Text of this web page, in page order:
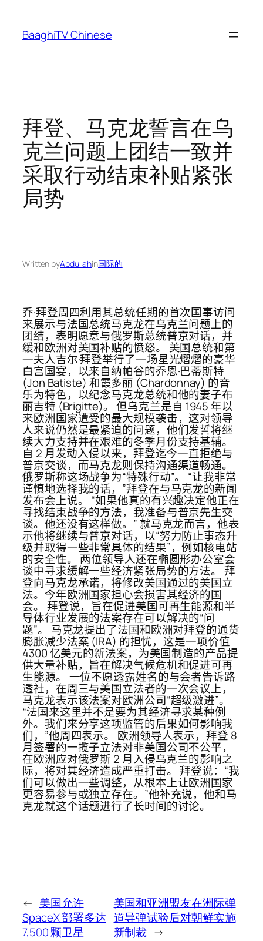
content
BaaghiTV Chinese
拜登、马克龙誓言在乌
克兰问题上团结一致并
采取行动结束补贴紧张
局势
Written byAbdullahin国际的
乔·拜登周四利用其总统任期的首次国事访问
来展示与法国总统马克龙在乌克兰问题上的
团结，表明愿意与俄罗斯总统普京对话，并
缓和欧洲对美国补贴的愤怒。 美国总统和第
一夫人吉尔·拜登举行了一场星光熠熠的豪华
白宫国宴，以来自纳帕谷的乔恩·巴蒂斯特
(Jon Batiste) 和霞多丽 (Chardonnay) 的音
乐为特色，以纪念马克龙总统和他的妻子布
丽吉特 (Brigitte)。 但乌克兰是自 1945 年以
来欧洲国家遭受的最大规模袭击，这对领导
人来说仍然是最紧迫的问题，他们发誓将继
续大力支持并在艰难的冬季月份支持基辅。
自 2 月发动入侵以来，拜登迄今一直拒绝与
普京交谈，而马克龙则保持沟通渠道畅通。
俄罗斯称这场战争为“特殊行动”。 “让我非常
谨慎地选择我的话，”拜登在与马克龙的新闻
发布会上说。 “如果他真的有兴趣决定他正在
寻找结束战争的方法，我准备与普京先生交
谈。他还没有这样做。” 就马克龙而言，他表
示他将继续与普京对话，以“努力防止事态升
级并取得一些非常具体的结果”，例如核电站
的安全性。 两位领导人还在椭圆形办公室会
谈中寻求缓解一些经济紧张局势的方法。 拜
登向马克龙承诺，将修改美国通过的美国立
法。今年欧洲国家担心会损害其经济的国
会。 拜登说，旨在促进美国可再生能源和半
导体行业发展的法案存在可以解决的“问
题”。 马克龙提出了法国和欧洲对拜登的通货
膨胀减少法案 (IRA) 的担忧，这是一项价值
4300 亿美元的新法案，为美国制造的产品提
供大量补贴，旨在解决气候危机和促进可再
生能源。 一位不愿透露姓名的与会者告诉路
透社，在周三与美国立法者的一次会议上，
马克龙表示该法案对欧洲公司“超级激进”。
“法国来这里并不是要为其经济寻求某种例
外。我们来分享这项监管的后果如何影响我
们，”他周四表示。 欧洲领导人表示，拜登 8
月签署的一揽子立法对非美国公司不公平，
在欧洲应对俄罗斯 2 月入侵乌克兰的影响之
际，将对其经济造成严重打击。 拜登说：“我
们可以做出一些调整，从根本上让欧洲国家
更容易参与或独立存在。”他补充说，他和马
克龙就这个话题进行了长时间的讨论。
← 美国允许
SpaceX 部署多达
7,500 颗卫星
美国和亚洲盟友在洲际弹
道导弹试验后对朝鲜实施
新制裁 →